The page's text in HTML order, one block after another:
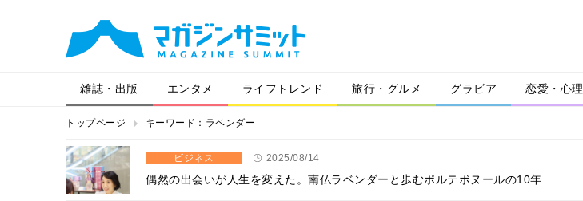
雑誌・出版 エンタメ ライフトレンド 旅行・グルメ グラビア 恋愛・心理
トップページ キーワード：ラベンダー
ビジネス 2025/08/14
偶然の出会いが人生を変えた。南仏ラベンダーと歩むポルテボヌールの10年